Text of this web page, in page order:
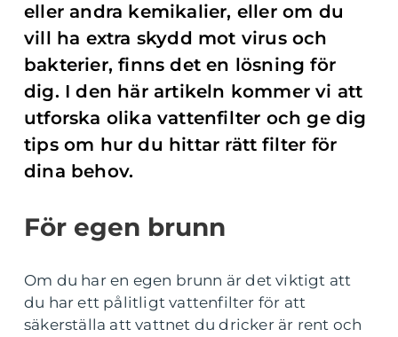
eller andra kemikalier, eller om du
vill ha extra skydd mot virus och
bakterier, finns det en lösning för
dig. I den här artikeln kommer vi att
utforska olika vattenfilter och ge dig
tips om hur du hittar rätt filter för
dina behov.
För egen brunn
Om du har en egen brunn är det viktigt att
du har ett pålitligt vattenfilter för att
säkerställa att vattnet du dricker är rent och